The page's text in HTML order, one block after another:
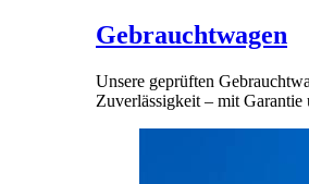
Gebrauchtwagen
Unsere geprüften
Zuverlässigkeit – mit